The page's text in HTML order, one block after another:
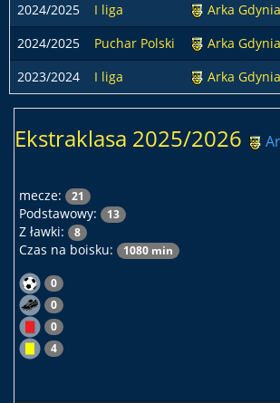
2024/2025
I liga Arka Gdynia
2024/2025
Puchar Polski Arka Gdynia
2023/2024
I liga Arka Gdynia
Ekstraklasa 2025/2026
mecze: 21
Podstawowy: 13
Z ławki: 8
Czas na boisku: 1080 min
0
0
0
4